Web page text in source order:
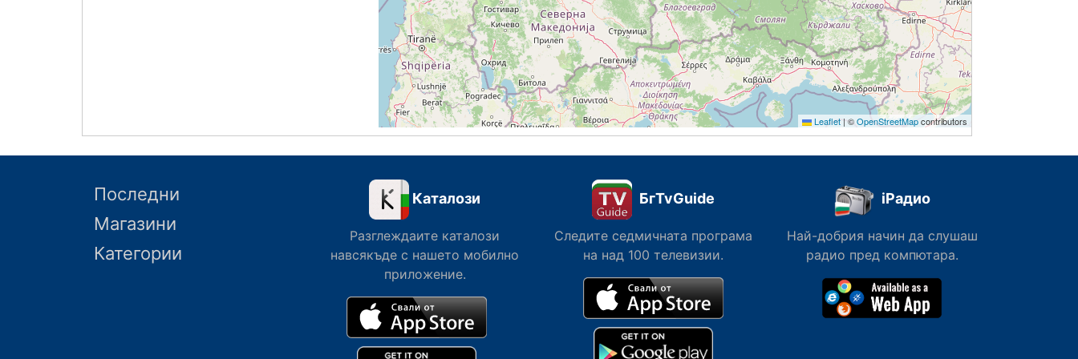
Leaflet | ©OpenStreetMapcontributors
Последни
Магазини
Категории
Каталози
Разглеждаите каталози
навсякъде с нашето мобилно
приложение.
БгTvGuide
Следите седмичната програма
на над 100 телевизии.
iРадио
Най-добрия начин да слушаш
радио пред компютара.